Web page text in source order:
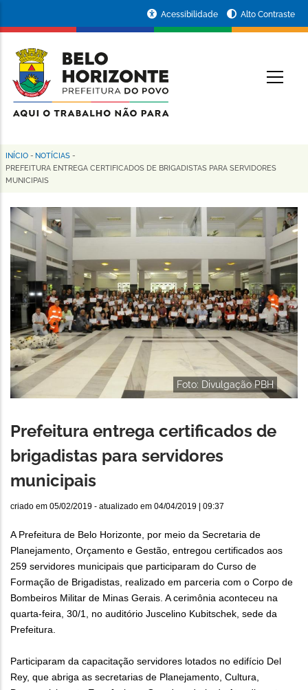
conteúdo
principal
da
Prefeitura
de
Horizonte
Acessibilidade Alto Contraste
Trilha
de
navegação
INÍCIO - NOTÍCIAS -
PREFEITURA ENTREGA CERTIFICADOS DE BRIGADISTAS PARA SERVIDORES
MUNICIPAIS
Foto: Divulgação PBH
Prefeitura entrega certificados de
brigadistas para servidores
municipais
criado em 05/02/2019 - atualizado em 04/04/2019 | 09:37
A Prefeitura de Belo Horizonte, por meio da Secretaria de
Planejamento, Orçamento e Gestão, entregou certificados aos
259 servidores municipais que participaram do Curso de
Formação de Brigadistas, realizado em parceria com o Corpo de
Bombeiros Militar de Minas Gerais. A cerimônia aconteceu na
quarta-feira, 30/1, no auditório Juscelino Kubitschek, sede da
Prefeitura.
Participaram da capacitação servidores lotados no edifício Del
Rey, que abriga as secretarias de Planejamento, Cultura,